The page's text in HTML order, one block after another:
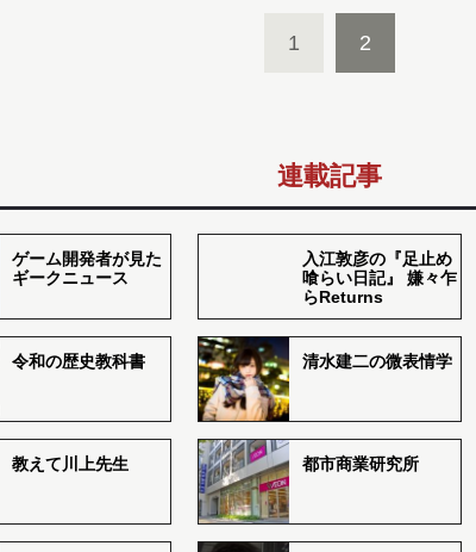
1 2
連載記事
ゲーム開発者が見た
ギークニュース
入江敦彦の『足止め
喰らい日記』 嫌々乍
らReturns
令和の歴史教科書 清水建二の微表情学
教えて川上先生 都市商業研究所